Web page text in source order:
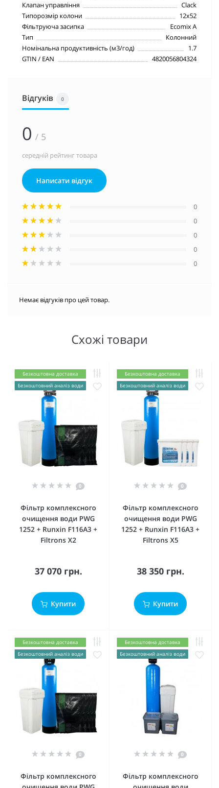
Клапан управління
Clack
Типорозмір колони
12х52
Фільтруюча засипка
Ecomix A
Тип
Колонний
Номінальна продуктивність (м3/год)
1.7
GTIN / EAN
4820056804324
Відгуків 0
0 / 5
середній рейтинг товара
Написати відгук
0
0
0
0
0
Немає відгуків про цей товар.
Схожі товари
Безкоштовна доставка
Безкоштовний аналіз води
0
Фільтр комплексного
очищення води PWG
1252 + Runxin F116А3 +
Filtrons X2
37 070 грн.
Купити
Безкоштовна доставка
Безкоштовний аналіз води
0
Фільтр комплексного
очищення води PWG
1252 + Runxin F116А3 +
Filtrons X5
38 350 грн.
Купити
Безкоштовна доставка
Безкоштовний аналіз води
0
Фільтр комплексного
Безкоштовна доставка
Безкоштовний аналіз води
0
Фільтр комплексного